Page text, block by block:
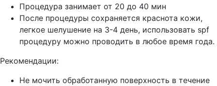
Процедура занимает от 20 до 40 мин
После процедуры сохраняется краснота кожи,
легкое шелушение на 3-4 день, использовать spf
процедуру можно проводить в любое время года.
Рекомендации:
Не мочить обработанную поверхность в течение